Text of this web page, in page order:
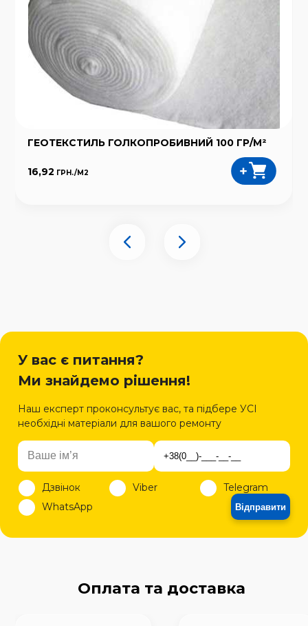
ГЕОТЕКСТИЛЬ ГОЛКОПРОБИВНИЙ 100 ГР/М²
16,92 ГРН./М2
У вас є питання?
Ми знайдемо рішення!
Наш експерт проконсультує вас, та підбере УСІ
необхідні матеріали для вашого ремонту
Дзвінок Viber
Telegram
WhatsApp
Відправити
Оплата та доставка